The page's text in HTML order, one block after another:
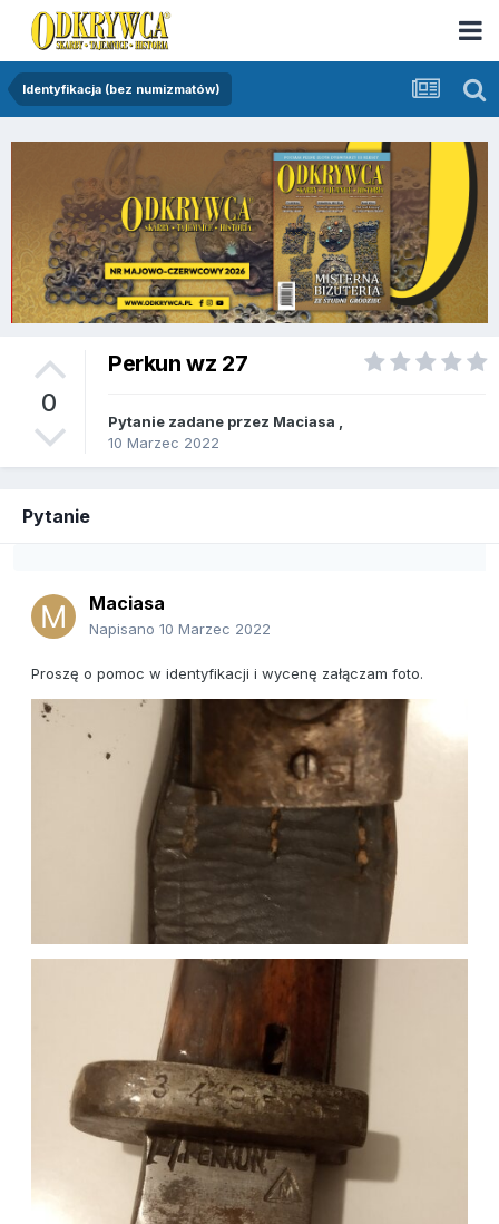
Identyfikacja (bez numizmatów)
0
Perkun wz 27
Pytanie zadane przez Maciasa
10 Marzec 2022
Pytanie
Maciasa
Napisano 10 Marzec 2022
Proszę o pomoc w identyfikacji i wycenę załączam foto.